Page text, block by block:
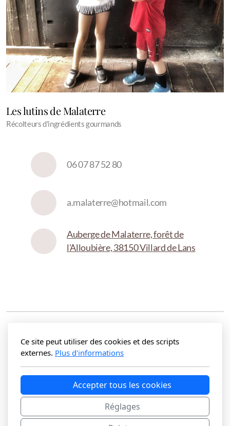
Les lutins de Malaterre
Récolteurs d'ingrédients gourmands
06 07 87 52 80
a.malaterre@hotmail.com
Auberge de Malaterre, forêt de
l'Alloubière, 38150 Villard de Lans
Grande Allée, 38250 Villard de Lans
Ce site peut utiliser des cookies et des scripts
externes. Plus d'informations
Accepter tous les cookies
Réglages